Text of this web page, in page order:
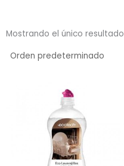
Mostrando el único resultado